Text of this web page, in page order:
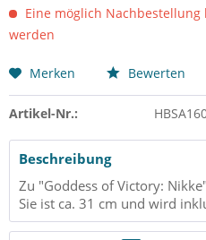
Eine möglich
werden
Merken Bewerten
Artikel-Nr.:
Beschreibung
Zu "Goddess of Victory:
Sie ist ca. 31 cm und wird